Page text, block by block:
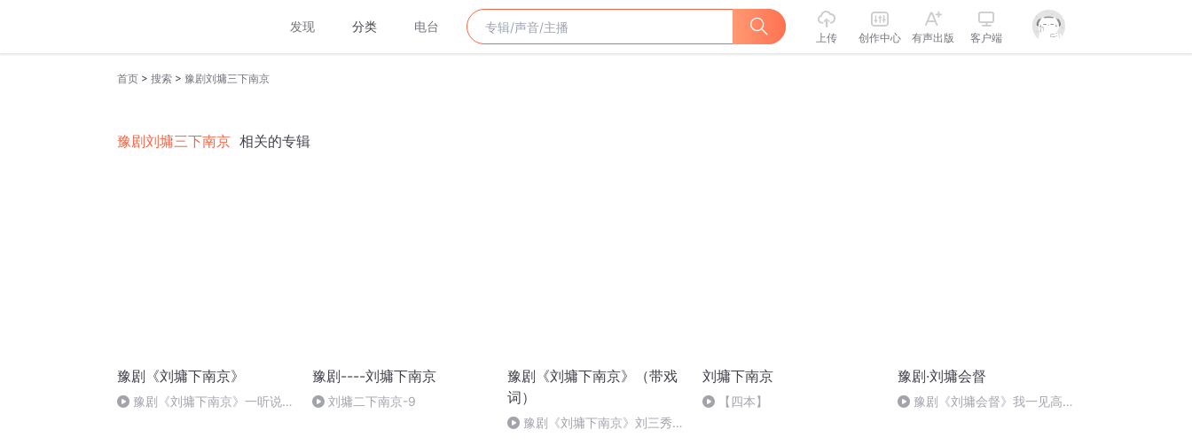
发现 分类 电台
上传 创作中心 有声出版 客户端
首页 > 搜索 > 豫剧刘墉三下南京
豫剧刘墉三下南京 相关的专辑
豫剧《刘墉下南京》
豫剧《刘墉下南京》一听说狗
豫剧----刘墉下南京
刘墉二下南京-9
豫剧《刘墉下南京》（带戏
词）
豫剧《刘墉下南京》刘三秀带
刘墉下南京
【四本】
豫剧·刘墉会督
豫剧《刘墉会督》我一见高俊